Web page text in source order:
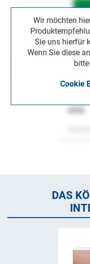
Wir möchten
Sie uns hierfür
Wenn Sie diese
Cookie
DAS